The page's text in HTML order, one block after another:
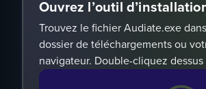
Ouvrez l’outil
Trouvez le fichier Audiate.exe
dossier de téléchargements ou
navigateur. Double-cliquez dessus